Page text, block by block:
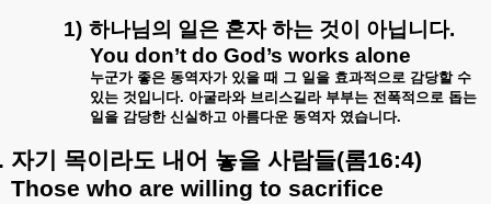
1) 하나님의 일은 혼자 하는 것이 아닙니다.
You don’t do God’s works alone
누군가 좋은 동역자가 있을 때 그 일을 효과적으로 감당할 수
있는 것입니다. 아굴라와 브리스길라 부부는 전폭적으로 돕는
일을 감당한 신실하고 아름다운 동역자 였습니다.
자기 목이라도 내어 놓을 사람들(롬16:4)
Those who are willing to sacrifice